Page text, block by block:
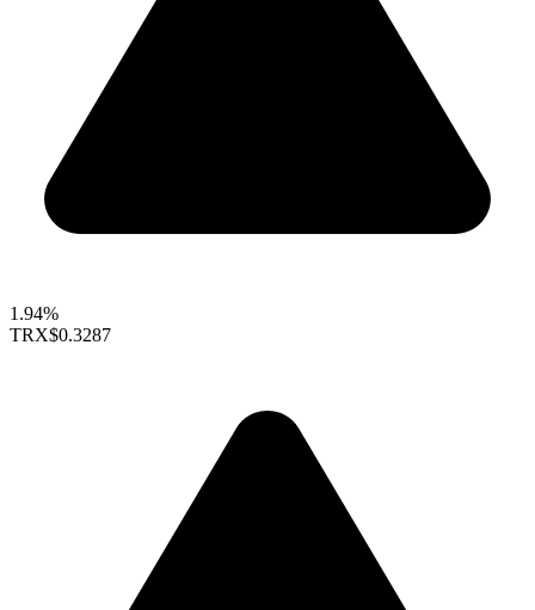
1.94%
TRX$0.3287